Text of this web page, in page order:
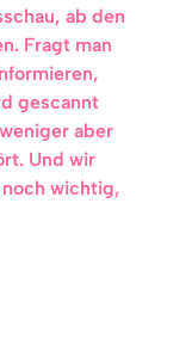
ab den
Fragt man
gescannt
aber
Und wir
wichtig,